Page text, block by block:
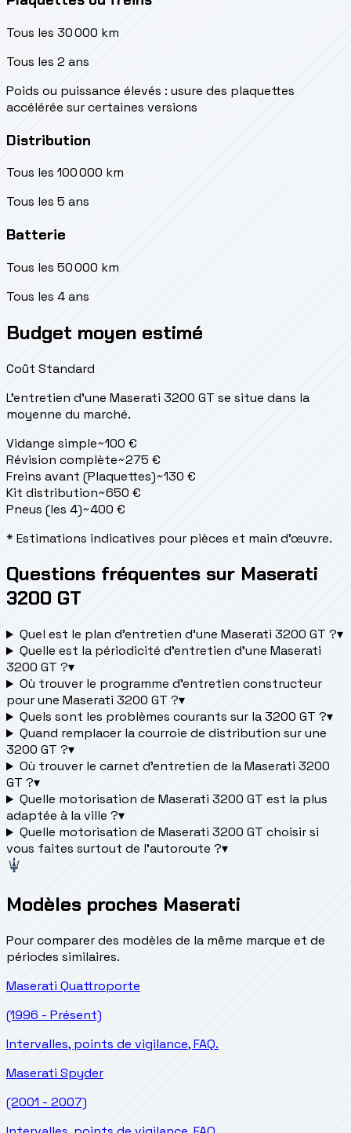
Tous les 30 000 km
Tous les 2 ans
Poids ou puissance élevés : usure des plaquettes
accélérée sur certaines versions
Distribution
Tous les 100 000 km
Tous les 5 ans
Batterie
Tous les 50 000 km
Tous les 4 ans
Budget moyen estimé
Coût Standard
L'entretien d'une Maserati 3200 GT se situe dans la
moyenne du marché.
Vidange simple~100 €
Révision complète~275 €
Freins avant (Plaquettes)~130 €
Kit distribution~650 €
Pneus (les 4)~400 €
* Estimations indicatives pour pièces et main d'œuvre.
Questions fréquentes sur Maserati
3200 GT
Quel est le plan d’entretien d’une Maserati 3200 GT ?▾
Quelle est la périodicité d’entretien d’une Maserati
3200 GT ?▾
Où trouver le programme d’entretien constructeur
pour une Maserati 3200 GT ?▾
Quels sont les problèmes courants sur la 3200 GT ?▾
Quand remplacer la courroie de distribution sur une
3200 GT ?▾
Où trouver le carnet d'entretien de la Maserati 3200
GT ?▾
Quelle motorisation de Maserati 3200 GT est la plus
adaptée à la ville ?▾
Quelle motorisation de Maserati 3200 GT choisir si
vous faites surtout de l'autoroute ?▾
Modèles proches Maserati
Pour comparer des modèles de la même marque et de
périodes similaires.
Maserati Quattroporte
(1996 - Présent)
Intervalles, points de vigilance, FAQ.
Maserati Spyder
(2001 - 2007)